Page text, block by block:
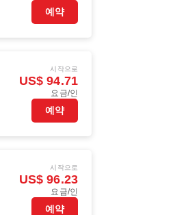
예약
시작으로
US$ 94.71
요금/인
예약
시작으로
US$ 96.23
요금/인
예약